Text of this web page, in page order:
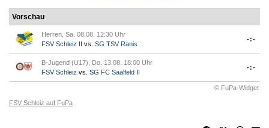
Vorschau
Herren, Sa. 08.08. 12:30 Uhr
FSV Schleiz II vs. SG TSV Ranis
-:-
B-Jugend (U17), Do. 13.08. 18:00 Uhr
FSV Schleiz vs. SG FC Saalfeld II
-:-
© FuPa-Widget
FSV Schleiz auf FuPa